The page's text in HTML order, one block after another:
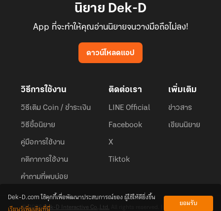
นิยาย Dek-D
App ที่จะทำให้คุณอ่านนิยายจนวางมือถือไม่ลง!
ดาวน์โหลดแอป
วิธีการใช้งาน
วิธีเติม Coin / ชำระเงิน
วิธีซื้อนิยาย
คู่มือการใช้งาน
กติกาการใช้งาน
คำถามที่พบบ่อย
ติดต่อเรา
LINE Official
Facebook
X
Tiktok
เพิ่มเติม
ข่าวสาร
เขียนนิยาย
© 2026Dek-D Interactive Co.,Ltd.
Dek-D.com ใช้คุกกี้เพื่อพัฒนาประสบการณ์ของ ผู้ใช้ให้ดียิ่งขึ้น
ยอมรับ